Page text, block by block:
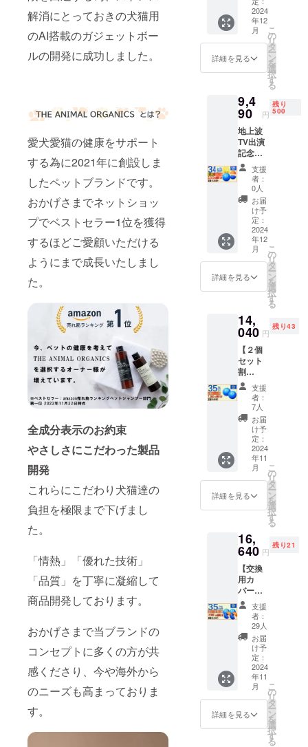
解消にとっておきの犬猫用
のAI搭載のガジェットボー
ルの開発に成功しました。
愛犬愛猫の健康をサポート
する為に2021年に創設しま
したペットブランドです。
おかげさまでネットショッ
プでベストセラー1位を獲得
するほどご愛顧いただける
ようにまで成長いたしまし
た。
全成分表示のお約束
やさしさにこだわった製品
開発
これらにこだわり犬猫達の
負担を極限まで下げまし
た。
「情熱」「優れた技術」
「品質」を丁寧に凝縮して
商品開発しております。
おかげさまで当ブランドの
コンセプトに多くの方が共
感くださり、今や海外から
のニーズも高まっておりま
す。
記載の
あるイ
ンボイ
スが必
要な場
合は、
直接お
くださ
い。
求書発
行事業
者登録
番号の
あるイ
ンボイ
要な場
合は、
直接お
問合せ
くださ
い。
す。 ※
製造状
況によ
り出荷
遅れる
場合が
※適格請
求書発
行事業
者登録
番号の
記載の
あるイ
ンボイ
スが必
要な場
合は、
直接お
問合せ
くださ
い。
の配送
となり
ますの
で遅い
商品到
着にな
ざいま
す。
※CAMP
FIREの
仕様上
同等
サービ
スの追
加は値
上しな
いとい
けなく
11円値
上げさ
せて頂
ります
のであ
承くだ
さい。
室内で
も公園
でも使
える便
利グッ
ズ AI搭
載ガ
ジェッ
トボー
ルで運
動不足
解消
ポータ
品で多
機能
用おも
ちゃ
LEDラ
イトと
予測不
能な動
きで犬
猫を刺
激 毒や
害に対
しての
安全基
準を取
得 ギフ
ト（プ
レゼン
ト）と
しても
使えま
！BALL
布カ
バー
（定価
1,800
円） × 1
CAMPF
IREの仕
様上12
月とし
ており
ますが
準備出
来次第
早めに
配送処
理させ
て頂き
ます。
犬猫の
気分転
マン
ション
への音
が気に
なる方
向けカ
バー付
き 室内
でも公
園でも
使える
便利
グッズ
AI搭載
ジェッ
トボー
動不足
解消
品で多
機能
ペット
用おも
ちゃ
LEDラ
イトと
予測不
能な動
きで犬
猫を刺
激 毒や
害に対
しての
安全基
得 ギフ
ト（プ
円）× 1
個 └
USB充
電ケー
ブル × 1
■BLING
BANG
！BALL
交換カ
バー
（定価
2,000
円） × 1
送時
期】
CAMPF
IREの仕
様上12
月とし
ており
ますが
支援月
させて
頂きま
す。 室
内でも
公園で
も使え
る便利
グッズ
AI搭載
ガ
ジェッ
トボー
ルで運
動不足
解消
ブル商
品で多
用おも
ちゃ
LEDラ
イトと
予測不
能な動
きで犬
猫を刺
激 毒や
害に対
しての
安全基
準を取
得 ギフ
ト（プ
ト）と
しても
35％OF
F】35名
限定 割
引 35％
ＯＦＦ
コース
14,600
円
→9,490
円
（税・
送料
込） 人
気の為
に100名
様と追
加50名
様と再
追加40
名様へ
は完売
しまし
たので
させて
頂きま
す。
【内
容】
■BLING
！
BANG
BALL（
定価
10,800
円）× 1
個 └
USB充
電ケー
ブル × 1
■BLING
BANG
！BALL
交換カ
バー
（定価
2,000
円） × 1
■BLING
！
BANG
！BALL
布カ
バー
（定価
円） × 1
個 【配
2024
年12
月
詳細を見る
こ
の
リ
タ
ー
ン
を
選
択
す
る
9,4
90 円
残り
500
地上波
TV出演
記念
【まじ
もん！
換用カ
バー＆
布カ
バー付
き３点
セット
34.9％O
FF】
500名限
定 割引
ＯＦＦ
コース
定価
14,600
円
→9,505
円
（税・
送料
込）
【内
容】
■BLING
BANG
！
BALL（
個 └
USB充
電ケー
ブル × 1
個
■BLING
！
BANG
！BALL
交換カ
バー
（定価
2,000
円） × 1
■BLING
！
！BALL
支援
者：
0人
お届
け予
定：
2024
年12
月
詳細を見る
こ
の
リ
タ
ー
ン
を
選
択
す
る
14,
040 円
残り43
【２個
セット
割
35％OF
F】50名
限定 割
引 35％
ＯＦＦ
コース
定価
21,600
→14,04
0円
（税・
送料
【内
容】
■BLING
！
BANG
！
BALL（
定価
10,800
円）× 2
個 └
USB充
電ケー
ブル × 2
送時
期】
IREの仕
支援
者：
7人
お届
け予
定：
2024
年11
月
詳細を見る
こ
の
リ
タ
ー
ン
を
選
択
す
る
16,
640 円
残り21
【交換
用カ
バー付
きセッ
ト×２個
35％OF
F】50名
限定 割
引 35％
ＯＦＦ
コース
定価
25,600
円
→16,64
支援
者：
29人
お届
け予
定：
2024
年11
月
詳細を見る
こ
の
リ
タ
ー
ン
を
選
択
す
る